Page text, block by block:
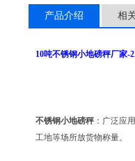
产品介绍 相
10吨不锈钢小地磅秤厂家-
不锈钢小地磅秤：广泛应
工地等场所放货物称量。